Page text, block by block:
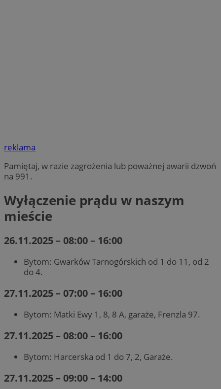
reklama
Pamiętaj, w razie zagrożenia lub poważnej awarii dzwoń
na 991.
Wyłączenie prądu w naszym
mieście
26.11.2025 – 08:00 – 16:00
Bytom: Gwarków Tarnogórskich od 1 do 11, od 2
do 4.
27.11.2025 – 07:00 – 16:00
Bytom: Matki Ewy 1, 8, 8 A, garaże, Frenzla 97.
27.11.2025 – 08:00 – 16:00
Bytom: Harcerska od 1 do 7, 2, Garaże.
27.11.2025 – 09:00 – 14:00